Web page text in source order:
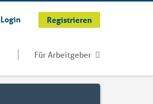
Login Registrieren
Für Arbeitgeber